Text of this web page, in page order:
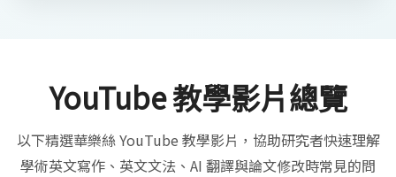
YouTube 教學影片總覽
以下精選華樂絲 YouTube 教學影片，協助研究者快速理解
學術英文寫作、英文文法、AI 翻譯與論文修改時常見的問